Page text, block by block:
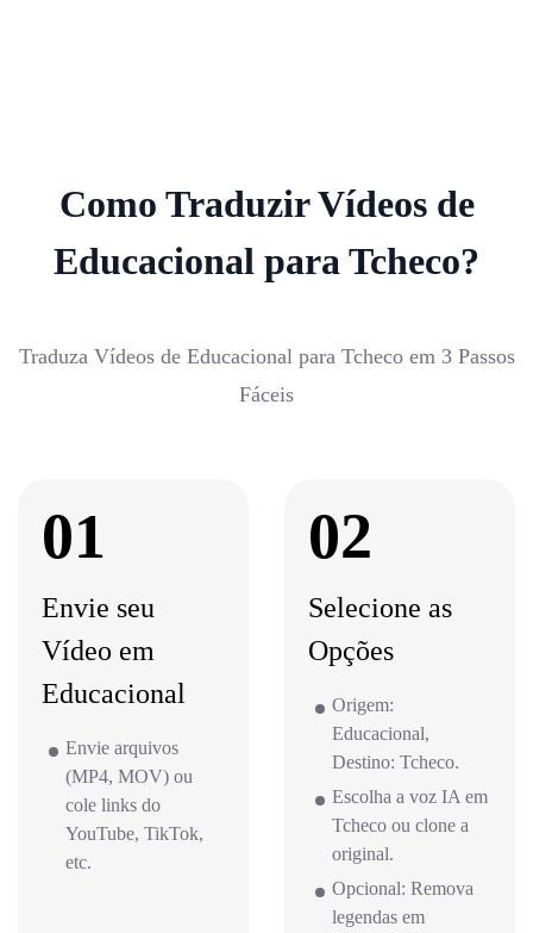
Como Traduzir Vídeos de
Educacional para Tcheco?
Traduza Vídeos de Educacional para Tcheco em 3 Passos
Fáceis
01
Envie seu
Vídeo em
Educacional
Envie arquivos
(MP4, MOV) ou
cole links do
YouTube, TikTok,
etc.
02
Selecione as
Opções
Origem:
Educacional,
Destino: Tcheco.
Escolha a voz IA em
Tcheco ou clone a
original.
Opcional: Remova
legendas em